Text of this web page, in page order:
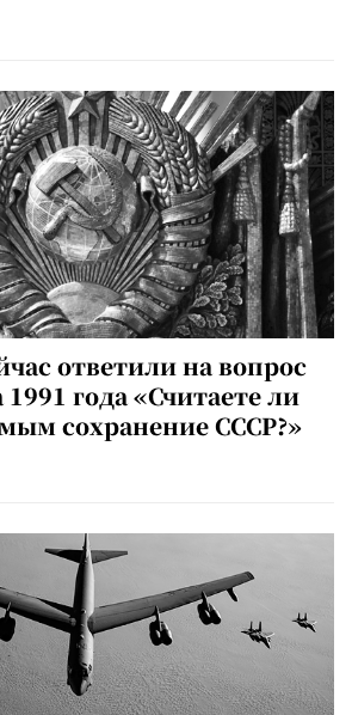
ответили на вопрос
года «Считаете ли
сохранение СССР?»